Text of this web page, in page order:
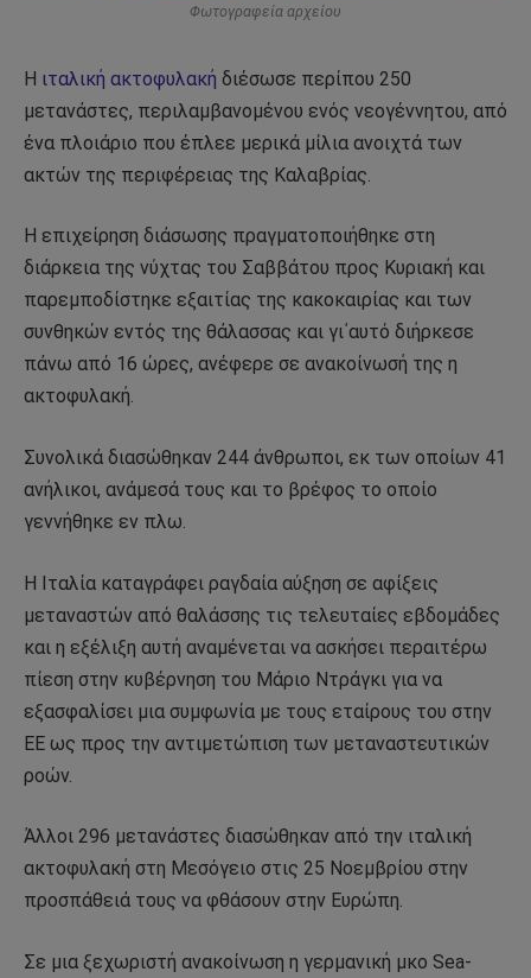
Φωτογραφεία αρχείου
Η ιταλική ακτοφυλακή διέσωσε περίπου 250
μετανάστες, περιλαμβανομένου ενός νεογέννητου, από
ένα πλοιάριο που έπλεε μερικά μίλια ανοιχτά των
ακτών της περιφέρειας της Καλαβρίας.
Η επιχείρηση διάσωσης πραγματοποιήθηκε στη
διάρκεια της νύχτας του Σαββάτου προς Κυριακή και
παρεμποδίστηκε εξαιτίας της κακοκαιρίας και των
συνθηκών εντός της θάλασσας και γι΄αυτό διήρκεσε
πάνω από 16 ώρες, ανέφερε σε ανακοίνωσή της η
ακτοφυλακή.
Συνολικά διασώθηκαν 244 άνθρωποι, εκ των οποίων 41
ανήλικοι, ανάμεσά τους και το βρέφος το οποίο
γεννήθηκε εν πλω.
Η Ιταλία καταγράφει ραγδαία αύξηση σε αφίξεις
μεταναστών από θαλάσσης τις τελευταίες εβδομάδες
και η εξέλιξη αυτή αναμένεται να ασκήσει περαιτέρω
πίεση στην κυβέρνηση του Μάριο Ντράγκι για να
εξασφαλίσει μια συμφωνία με τους εταίρους του στην
ΕΕ ως προς την αντιμετώπιση των μεταναστευτικών
ροών.
Άλλοι 296 μετανάστες διασώθηκαν από την ιταλική
ακτοφυλακή στη Μεσόγειο στις 25 Νοεμβρίου στην
προσπάθειά τους να φθάσουν στην Ευρώπη.
Σε μια ξεχωριστή ανακοίνωση η γερμανική μκο Sea-